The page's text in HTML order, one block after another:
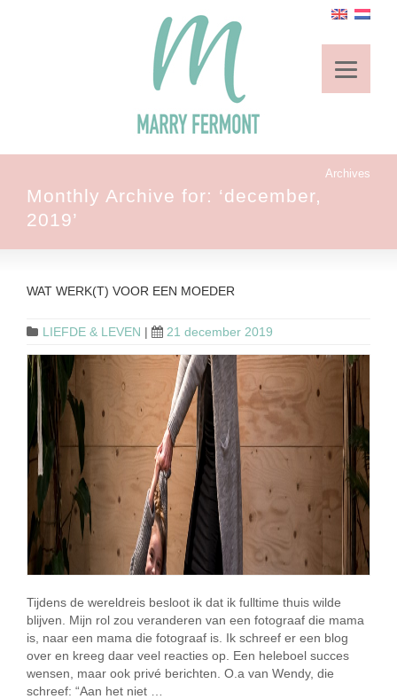
Archives
Monthly Archive for: ‘december,
2019’
WAT WERK(T) VOOR EEN MOEDER
LIEFDE & LEVEN | 21 december 2019
Tijdens de wereldreis besloot ik dat ik fulltime thuis wilde
blijven. Mijn rol zou veranderen van een fotograaf die mama
is, naar een mama die fotograaf is. Ik schreef er een blog
over en kreeg daar veel reacties op. Een heleboel succes
wensen, maar ook privé berichten. O.a van Wendy, die
schreef: “Aan het niet …